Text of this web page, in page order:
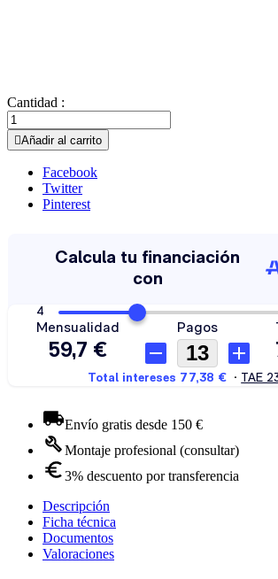
Cantidad :
Añadir al carrito
Facebook
Twitter
Pinterest
Envío gratis desde 150 €
Montaje profesional (consultar)
3% descuento por transferencia
Descripción
Ficha técnica
Documentos
Valoraciones